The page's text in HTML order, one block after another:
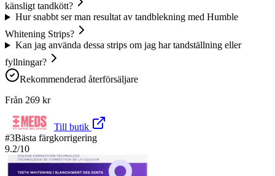
känsligt tandkött?
Hur snabbt ser man resultat av tandblekning med Humble
Whitening Strips?
Kan jag använda dessa strips om jag har tandställning eller
fyllningar?
Rekommenderad återförsäljare
Från 269 kr
Till butik
#3Bästa färgkorrigering
9.2/10